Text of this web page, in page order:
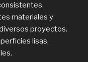
materiales y
proyectos.
lisas,